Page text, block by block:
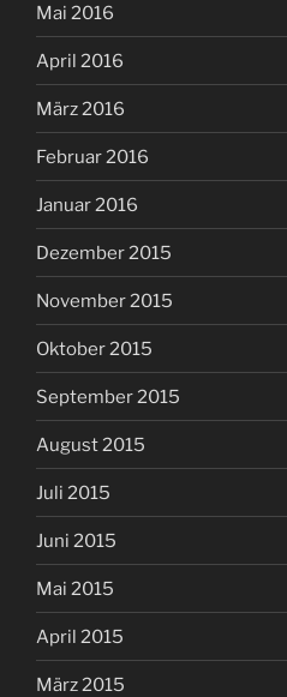
Mai 2016
April 2016
März 2016
Februar 2016
Januar 2016
Dezember 2015
November 2015
Oktober 2015
September 2015
August 2015
Juli 2015
Juni 2015
Mai 2015
April 2015
März 2015